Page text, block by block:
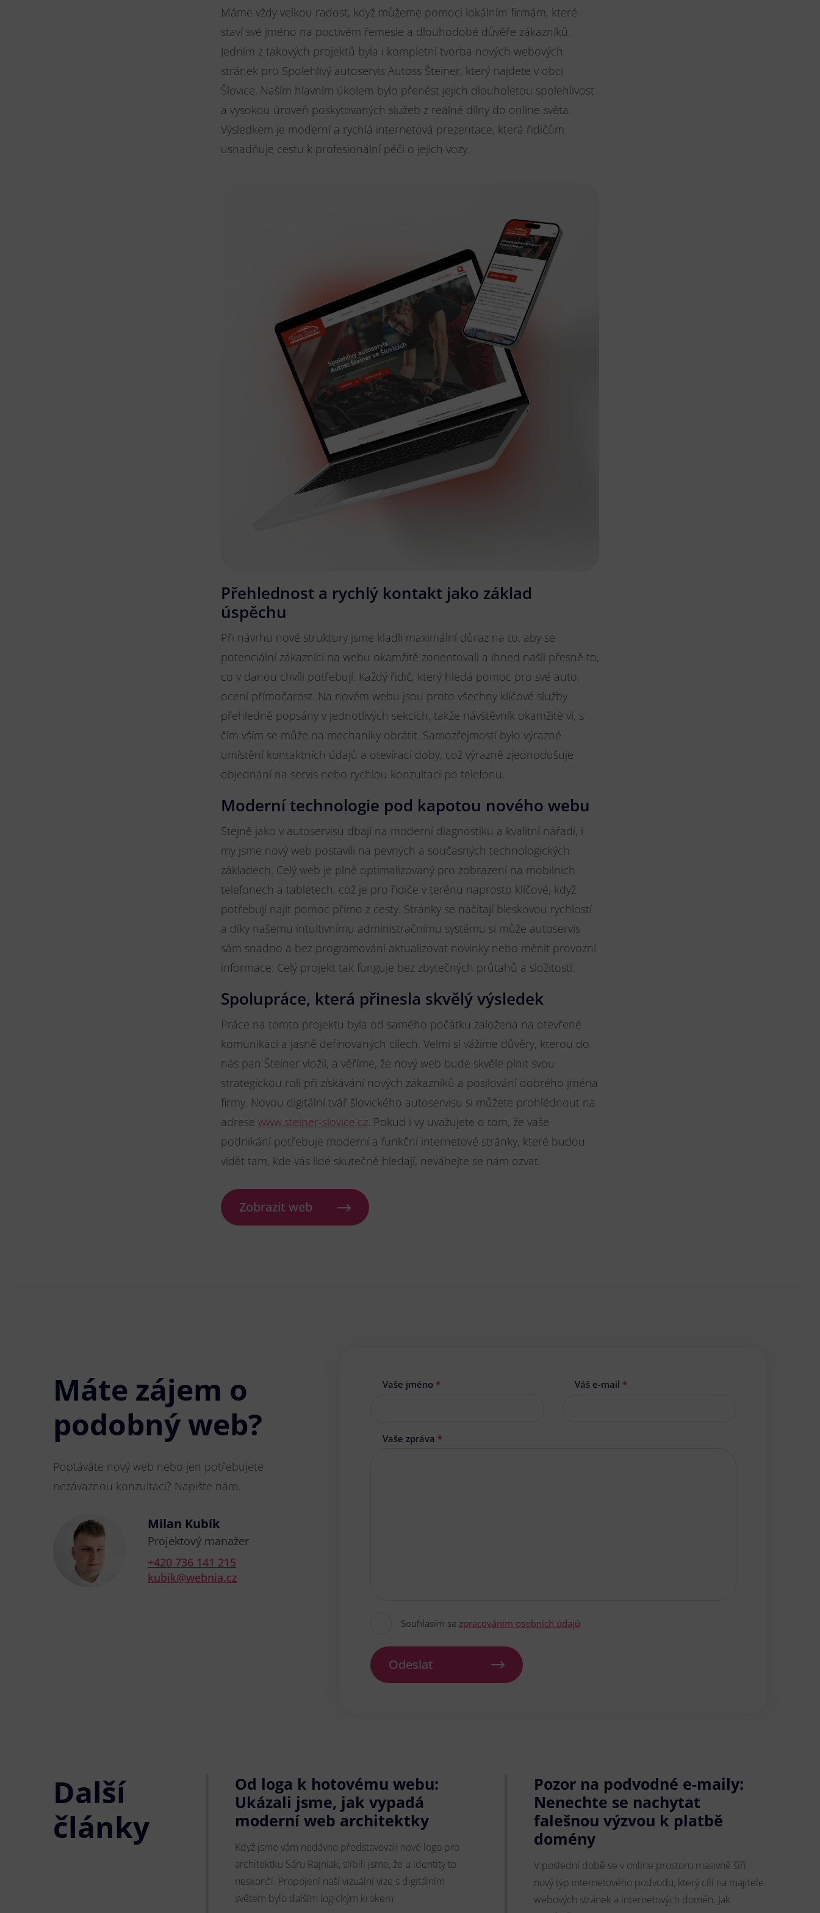
Máme vždy velkou radost, když můžeme pomoci lokálním firmám, které
staví své jméno na poctivém řemesle a dlouhodobé důvěře zákazníků.
Jedním z takových projektů byla i kompletní tvorba nových webových
stránek pro Spolehlivý autoservis Autoss Šteiner, který najdete v obci
Šlovice. Naším hlavním úkolem bylo přenést jejich dlouholetou spolehlivost
a vysokou úroveň poskytovaných služeb z reálné dílny do online světa.
Výsledkem je moderní a rychlá internetová prezentace, která řidičům
usnadňuje cestu k profesionální péči o jejich vozy.
Přehlednost a rychlý kontakt jako základ
úspěchu
Při návrhu nové struktury jsme kladli maximální důraz na to, aby se
potenciální zákazníci na webu okamžitě zorientovali a ihned našli přesně to,
co v danou chvíli potřebují. Každý řidič, který hledá pomoc pro své auto,
ocení přímočarost. Na novém webu jsou proto všechny klíčové služby
přehledně popsány v jednotlivých sekcích, takže návštěvník okamžitě ví, s
čím vším se může na mechaniky obrátit. Samozřejmostí bylo výrazné
umístění kontaktních údajů a otevírací doby, což výrazně zjednodušuje
objednání na servis nebo rychlou konzultaci po telefonu.
Moderní technologie pod kapotou nového webu
Stejně jako v autoservisu dbají na moderní diagnostiku a kvalitní nářadí, i
my jsme nový web postavili na pevných a současných technologických
základech. Celý web je plně optimalizovaný pro zobrazení na mobilních
telefonech a tabletech, což je pro řidiče v terénu naprosto klíčové, když
potřebují najít pomoc přímo z cesty. Stránky se načítají bleskovou rychlostí
a díky našemu intuitivnímu administračnímu systému si může autoservis
sám snadno a bez programování aktualizovat novinky nebo měnit provozní
informace. Celý projekt tak funguje bez zbytečných průtahů a složitostí.
Spolupráce, která přinesla skvělý výsledek
Práce na tomto projektu byla od samého počátku založena na otevřené
komunikaci a jasně definovaných cílech. Velmi si vážíme důvěry, kterou do
nás pan Šteiner vložil, a věříme, že nový web bude skvěle plnit svou
strategickou roli při získávání nových zákazníků a posilování dobrého jména
firmy. Novou digitální tvář šlovického autoservisu si můžete prohlédnout na
adrese www.steiner-slovice.cz . Pokud i vy uvažujete o tom, že vaše
podnikání potřebuje moderní a funkční internetové stránky, které budou
vidět tam, kde vás lidé skutečně hledají, neváhejte se nám ozvat.
Zobrazit web
Máte zájem o
podobný web?
Poptáváte nový web nebo jen potřebujete
nezávaznou konzultaci? Napište nám.
Milan Kubík
Projektový manažer
+420 736 141 215
kubik@webnia.cz
Vaše jméno * Váš e-mail *
Vaše zpráva *
Souhlasím se zpracováním osobních údajů
Odeslat
Další
články
Od loga k hotovému webu:
Ukázali jsme, jak vypadá
moderní web architektky
Když jsme vám nedávno představovali nové logo pro
architektku Sáru Rajniak, slíbili jsme, že u identity to
neskončí. Propojení naší vizuální vize s digitálním
světem bylo dalším logickým krokem
Pozor na podvodné e-maily:
Nenechte se nachytat
falešnou výzvou k platbě
domény
V poslední době se v online prostoru masivně šíří
nový typ internetového podvodu, který cílí na majitele
webových stránek a internetových domén. Jak